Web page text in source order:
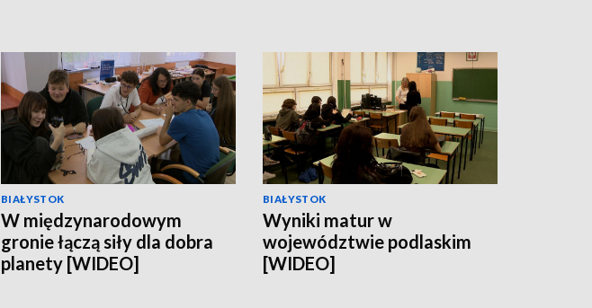
BIAŁYSTOK
W międzynarodowym
gronie łączą siły dla dobra
planety [WIDEO]
BIAŁYSTOK
Wyniki matur w
województwie podlaskim
[WIDEO]